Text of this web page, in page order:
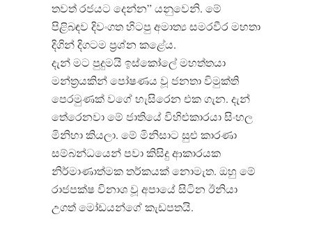
තවත් රජයට දෙන්න” යනුවෙනි. මේ
පිළිබඳව දිවංගත හිටපු අමාත්‍ය සමරවීර මහතා
දිගින් දිගටම ප්‍රශ්න කළේය.
දැන් මට පුදුමයි ඉස්කෝලේ මහත්තයා
මන්ත්‍රයකින් පෝෂණය වූ ජනතා විමුක්ති
පෙරමුණක් වගේ හැසිරෙන එක ගැන. දැන්
තේරෙනවා මේ ජාතියේ විහිළුකාරයා සිංහල
මිනිහා කියලා. මේ මිනිසාට සුළු කාරණා
සම්බන්ධයෙන් පවා කිසිදු ආකාරයක
නිර්මාණාත්මක තර්කයක් නොමැත. ඔහු මේ
රාජපක්ෂ විනාශ වූ අපායේ සිටින ඊනියා
උගත් මෝඩයන්ගේ කැඩපතයි.